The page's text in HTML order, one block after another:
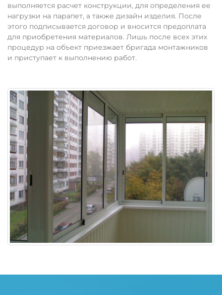
выполняется расчет конструкции, для определения ее
нагрузки на парапет, а также дизайн изделия. После
этого подписывается договор и вносится предоплата
для приобретения материалов. Лишь после всех этих
процедур на объект приезжает бригада монтажников
и приступает к выполнению работ.